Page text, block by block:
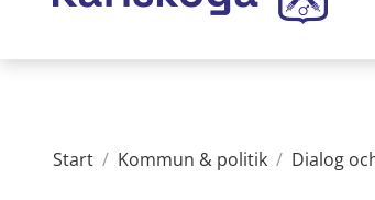
Start / Kommun & politik / Dialog